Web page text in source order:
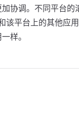
协调。不同平台的
该平台上的其他应
样。